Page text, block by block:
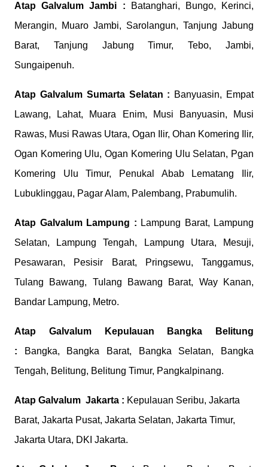
Atap GalvalumJambi :
Batanghari, Bungo, Kerinci,
Merangin, Muaro Jambi, Sarolangun, Tanjung Jabung
Barat, Tanjung Jabung Timur, Tebo, Jambi,
Sungaipenuh.
Atap Galvalum Sumarta Selatan : Banyuasin, Empat
Lawang, Lahat, Muara Enim, Musi Banyuasin, Musi
Rawas, Musi Rawas Utara, Ogan Ilir, Ohan Komering Ilir,
Ogan Komering Ulu, Ogan Komering Ulu Selatan, Pgan
Komering Ulu Timur, Penukal Abab Lematang Ilir,
Lubuklinggau, Pagar Alam, Palembang, Prabumulih.
Atap Galvalum Lampung : Lampung Barat, Lampung
Selatan, Lampung Tengah, Lampung Utara, Mesuji,
Pesawaran, Pesisir Barat, Pringsewu, Tanggamus,
Tulang Bawang, Tulang Bawang Barat, Way Kanan,
Bandar Lampung, Metro.
Atap Galvalum
Kepulauan Bangka Belitung
:
Bangka, Bangka Barat, Bangka Selatan, Bangka
Tengah, Belitung, Belitung Timur, Pangkalpinang.
Atap Galvalum Jakarta : Kepulauan Seribu, Jakarta
Barat, Jakarta Pusat, Jakarta Selatan, Jakarta Timur,
Jakarta Utara, DKI Jakarta.